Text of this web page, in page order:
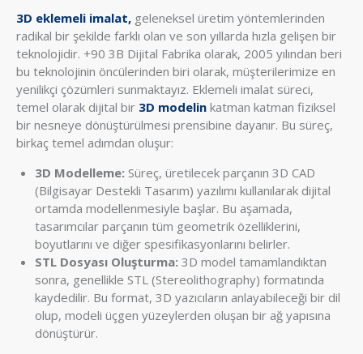
3D eklemeli imalat, geleneksel üretim yöntemlerinden
radikal bir şekilde farklı olan ve son yıllarda hızla gelişen bir
teknolojidir. +90 3B Dijital Fabrika olarak, 2005 yılından beri
bu teknolojinin öncülerinden biri olarak, müşterilerimize en
yenilikçi çözümleri sunmaktayız. Eklemeli imalat süreci,
temel olarak dijital bir 3D modelin katman katman fiziksel
bir nesneye dönüştürülmesi prensibine dayanır. Bu süreç,
birkaç temel adımdan oluşur:
3D Modelleme: Süreç, üretilecek parçanın 3D CAD
(Bilgisayar Destekli Tasarım) yazılımı kullanılarak dijital
ortamda modellenmesiyle başlar. Bu aşamada,
tasarımcılar parçanın tüm geometrik özelliklerini,
boyutlarını ve diğer spesifikasyonlarını belirler.
STL Dosyası Oluşturma: 3D model tamamlandıktan
sonra, genellikle STL (Stereolithography) formatında
kaydedilir. Bu format, 3D yazıcıların anlayabileceği bir dil
olup, modeli üçgen yüzeylerden oluşan bir ağ yapısına
dönüştürür.